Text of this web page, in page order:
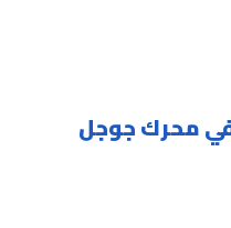
محرك جوجل